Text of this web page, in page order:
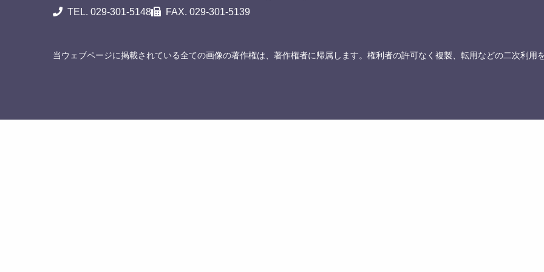
TEL. 029-301-5148
FAX. 029-301-5139
当ウェブページに掲載されている全ての画像の著作権は、著作権者に帰属します。権利者の許可なく複製、転用などの二次利用